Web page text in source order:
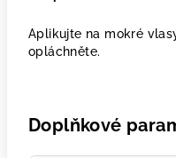
Aplikujte na mokré
opláchněte.
Doplňkové